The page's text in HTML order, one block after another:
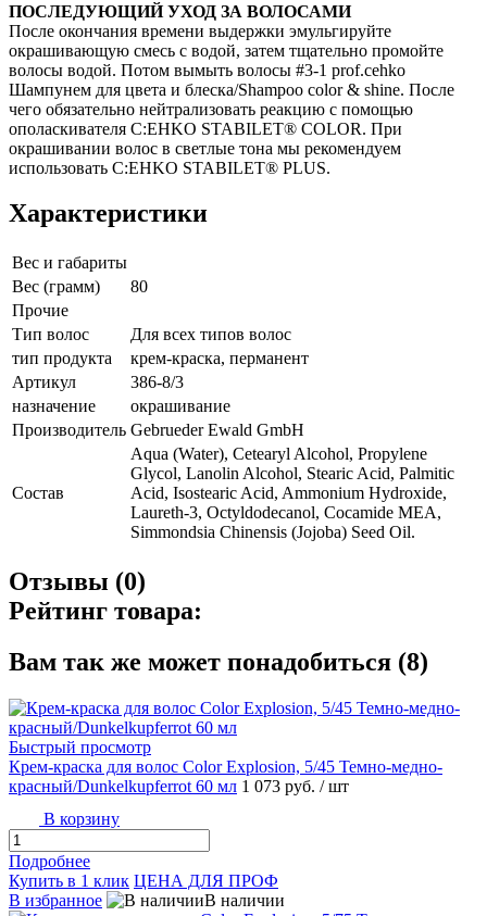
ПОСЛЕДУЮЩИЙ УХОД ЗА ВОЛОСАМИ
После окончания времени выдержки эмульгируйте
окрашивающую смесь с водой, затем тщательно промойте
волосы водой. Потом вымыть волосы #3-1 prof.cehko
Шампунем для цвета и блеска/Shampoo color & shine. После
чего обязательно нейтрализовать реакцию с помощью
ополаскивателя C:EHKO STABILET® COLOR. При
окрашивании волос в светлые тона мы рекомендуем
использовать C:EHKO STABILET® PLUS.
Характеристики
Вес и габариты
Вес (грамм)
80
Прочие
Тип волос
Для всех типов волос
тип продукта
крем-краска, перманент
Артикул
386-8/3
назначение
окрашивание
Производитель Gebrueder Ewald GmbH
Состав
Aqua (Water), Cetearyl Alcohol, Propylene
Glycol, Lanolin Alcohol, Stearic Acid, Palmitic
Acid, Isostearic Acid, Ammonium Hydroxide,
Laureth-3, Octyldodecanol, Cocamide MEA,
Simmondsia Chinensis (Jojoba) Seed Oil.
Отзывы (0)
Рейтинг товара:
Вам так же может понадобиться (8)
Быстрый просмотр
Крем-краска для волос Color Explosion, 5/45 Темно-медно-
красный/Dunkelkupferrot 60 мл 1 073 руб. / шт
В корзину
Подробнее
Купить в 1 клик ЦЕНА ДЛЯ ПРОФ
В избранное
В наличии